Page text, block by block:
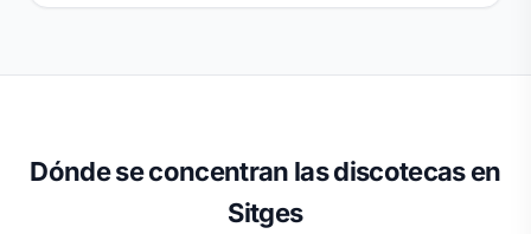
Dónde se concentran las discotecas en
Sitges